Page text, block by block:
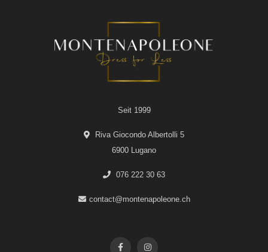
Seit 1999
Riva Giocondo Albertolli 5
6900 Lugano
076 222 30 63
contact@montenapoleone.ch